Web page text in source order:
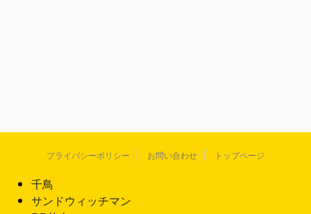
プライバシーポリシー お問い合わせ トップページ
千鳥
サンドウィッチマン